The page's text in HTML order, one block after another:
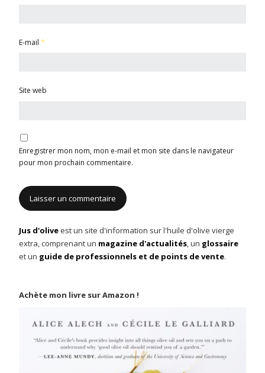
E-mail *
Site web
Enregistrer mon nom, mon e-mail et mon site dans le navigateur
pour mon prochain commentaire.
Jus d'oliveest un site d'information sur l'huile d'olive vierge
extra, comprenant un magazine d'actualités, un glossaire
et un guide de professionnels et de points de vente.
Achète mon livre sur Amazon !